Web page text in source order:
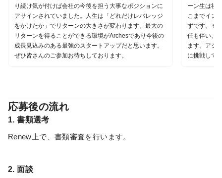
り続け気が付けば会社の今後を担う大事なポジションに
アサインされていました。人生は「どれだけレバレッジ
をかけたか」でリターンの大きさが変わります。最大の
リターンを得ることができる環境がArchesであり今後の
成長見込みのある最強のスタートアップだと思います。
ぜひ皆さんのご参加お待ちしております。
ーン生は社
こまでイン
ずです。そ
任も伴い、
ます。アシ
に挑戦して
応募後の流れ
1. 書類選考
Renew上で、書類審査を行います。
2. 面談